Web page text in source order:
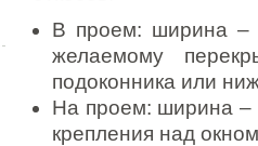
В проем: ширина –
желаемому
подоконника или
На проем: ширина –
крепления над